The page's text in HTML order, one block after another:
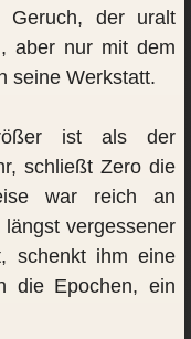
Geruch, der uralt
aber nur mit dem
seine Werkstatt.
ist als der
schließt Zero die
war reich an
vergessener
schenkt ihm eine
die Epochen, ein